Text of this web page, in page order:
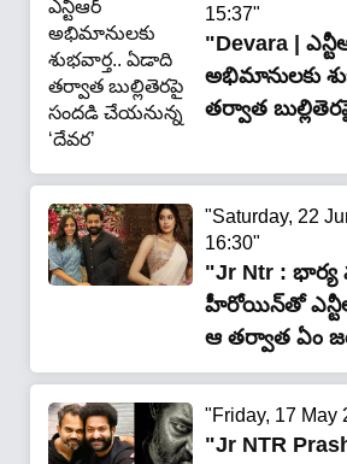
15:37"
"Devara |
అభిమానులకు
త‌ర్వాత‌
"Saturday, 22
16:30"
"Jr Ntr : భార్య
హీరోయిన్‌తో
ఆ త‌ర్వాత ఏం
అంటే..!"
"Friday, 17 May
"Jr NTR